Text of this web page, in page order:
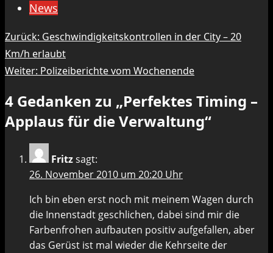
News
Beitragsnavigation
Zurück: Geschwindigkeitskontrollen in der City – 20
Km/h erlaubt
Weiter: Polizeiberichte vom Wochenende
4 Gedanken zu „Perfektes Timing –
Applaus für die Verwaltung“
Fritzsagt:
26. November 2010 um 20:20 Uhr
Ich bin eben erst noch mit meinem Wagen durch
die Innenstadt geschlichen, dabei sind mir die
Farbenfrohen aufbauten positiv aufgefallen, aber
das Gerüst ist mal wieder die Kehrseite der